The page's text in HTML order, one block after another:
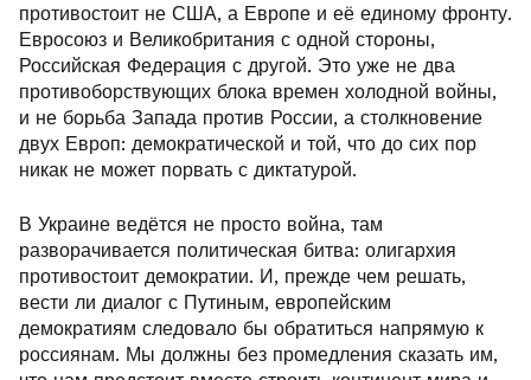
противостоит не США, а Европе и её единому фронту.
Евросоюз и Великобритания с одной стороны,
Российская Федерация с другой. Это уже не два
противоборствующих блока времен холодной войны,
и не борьба Запада против России, а столкновение
двух Европ: демократической и той, что до сих пор
никак не может порвать с диктатурой.
В Украине ведётся не просто война, там
разворачивается политическая битва: олигархия
противостоит демократии. И, прежде чем решать,
вести ли диалог с Путиным, европейским
демократиям следовало бы обратиться напрямую к
россиянам. Мы должны без промедления сказать им,